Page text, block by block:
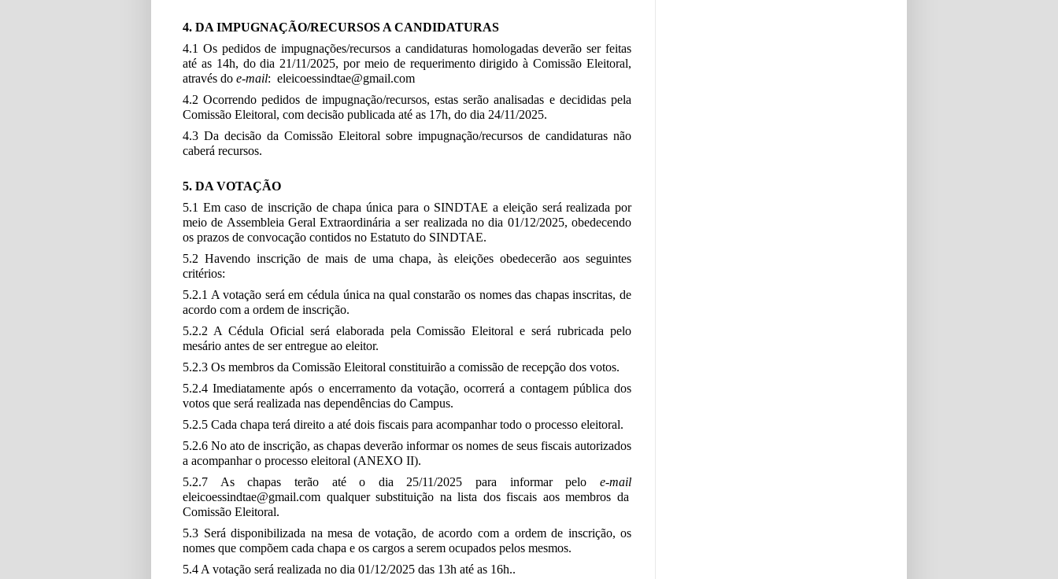
4. DA IMPUGNAÇÃO/RECURSOS A CANDIDATURAS
4.1 Os pedidos de impugnações/recursos a candidaturas homologadas deverão ser feitas
até as 14h, do dia 21/11/2025, por meio de requerimento dirigido à Comissão Eleitoral,
através do e-mail: eleicoessindtae@gmail.com
4.2 Ocorrendo pedidos de impugnação/recursos, estas serão analisadas e decididas pela
Comissão Eleitoral, com decisão publicada até as 17h, do dia 24/11/2025.
4.3 Da decisão da Comissão Eleitoral sobre impugnação/recursos de candidaturas não
caberá recursos.
5. DA VOTAÇÃO
5.1 Em caso de inscrição de chapa única para o SINDTAE a eleição será realizada por
meio de Assembleia Geral Extraordinária a ser realizada no dia 01/12/2025, obedecendo
os prazos de convocação contidos no Estatuto do SINDTAE.
5.2 Havendo inscrição de mais de uma chapa, às eleições obedecerão aos seguintes
critérios:
5.2.1 A votação será em cédula única na qual constarão os nomes das chapas inscritas, de
acordo com a ordem de inscrição.
5.2.2 A Cédula Oficial será elaborada pela Comissão Eleitoral e será rubricada pelo
mesário antes de ser entregue ao eleitor.
5.2.3 Os membros da Comissão Eleitoral constituirão a comissão de recepção dos votos.
5.2.4 Imediatamente após o encerramento da votação, ocorrerá a contagem pública dos
votos que será realizada nas dependências do Campus.
5.2.5 Cada chapa terá direito a até dois fiscais para acompanhar todo o processo eleitoral.
5.2.6 No ato de inscrição, as chapas deverão informar os nomes de seus fiscais autorizados
a acompanhar o processo eleitoral (ANEXO II).
5.2.7 As chapas terão até o dia 25/11/2025 para informar pelo e-mail
eleicoessindtae@gmail.com qualquer substituição na lista dos fiscais aos membros da
Comissão Eleitoral.
5.3 Será disponibilizada na mesa de votação, de acordo com a ordem de inscrição, os
nomes que compõem cada chapa e os cargos a serem ocupados pelos mesmos.
5.4 A votação será realizada no dia 01/12/2025 das 13h até as 16h..